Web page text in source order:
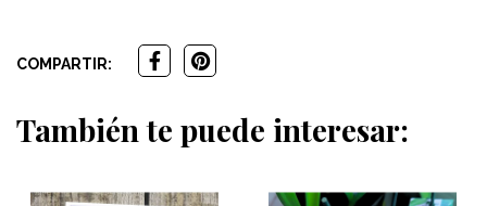
COMPARTIR:
También te puede interesar: